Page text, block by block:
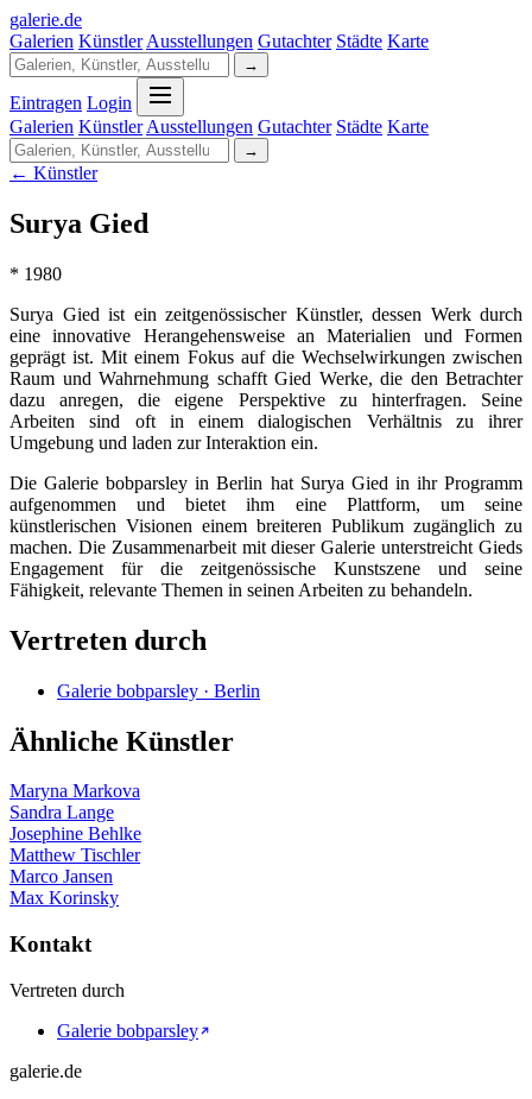
galerie.de
Galerien Künstler Ausstellungen Gutachter Städte Karte
→
Eintragen Login
Galerien Künstler Ausstellungen Gutachter Städte Karte
→
← Künstler
Surya Gied
* 1980
Surya Gied ist ein zeitgenössischer Künstler, dessen Werk durch
eine innovative Herangehensweise an Materialien und Formen
geprägt ist. Mit einem Fokus auf die Wechselwirkungen zwischen
Raum und Wahrnehmung schafft Gied Werke, die den Betrachter
dazu anregen, die eigene Perspektive zu hinterfragen. Seine
Arbeiten sind oft in einem dialogischen Verhältnis zu ihrer
Umgebung und laden zur Interaktion ein.
Die Galerie bobparsley in Berlin hat Surya Gied in ihr Programm
aufgenommen und bietet ihm eine Plattform, um seine
künstlerischen Visionen einem breiteren Publikum zugänglich zu
machen. Die Zusammenarbeit mit dieser Galerie unterstreicht Gieds
Engagement für die zeitgenössische Kunstszene und seine
Fähigkeit, relevante Themen in seinen Arbeiten zu behandeln.
Vertreten durch
Galerie bobparsley · Berlin
Ähnliche Künstler
Maryna Markova
Sandra Lange
Josephine Behlke
Matthew Tischler
Marco Jansen
Max Korinsky
Kontakt
Vertreten durch
Galerie bobparsley
galerie.de